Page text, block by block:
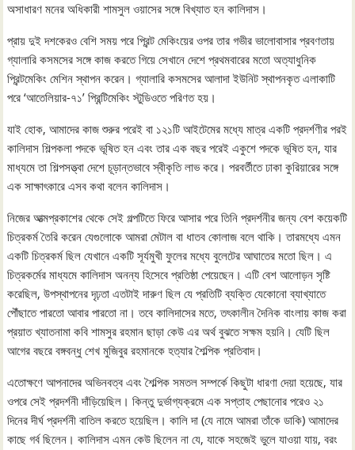
অসাধারণ মনের অধিকারী শামসুল ওয়াসের সঙ্গে বিখ্যাত হন কালিদাস।
প্রায় দুই দশকেরও বেশি সময় পরে প্রিন্ট মেকিংয়ের ওপর তার গভীর ভালোবাসার প্রবণতায়
গ্যালারি কসমসের সঙ্গে কাজ করতে গিয়ে সেখানে দেশে প্রথমবারের মতো অত্যাধুনিক
প্রিন্টমেকিং মেশিন স্থাপন করেন। গ্যালারি কসমসের আলাদা ইউনিট স্থাপনকৃত এলাকাটি
পরে ‘আতেলিয়ার-৭১’ প্রিন্টিমেকিং স্টুডিওতে পরিণত হয়।
যাই হোক, আমাদের কাজ শুরুর পরেই বা ১২১টি আইটেমের মধ্যে মাত্র একটি প্রদর্শণীর পরই
কালিদাস শিল্পকলা পদকে ভূষিত হন এবং তার এক বছর পরেই একুশে পদকে ভূষিত হন, যার
মাধ্যমে তা শিল্পসত্ত্বা দেশে চূড়ান্তভাবে স্বীকৃতি লাভ করে। পরবর্তীতে ঢাকা কুরিয়ারের সঙ্গে
এক সাক্ষাৎকারে এসব কথা বলেন কালিদাস।
নিজের আত্মপ্রকাশের থেকে সেই গল্পটিতে ফিরে আসার পরে তিনি প্রদর্শনীর জন্য বেশ কয়েকটি
চিত্রকর্ম তৈরি করেন যেগুলোকে আমরা মেটাল বা ধাতব কোলাজ বলে থাকি। তারমধ্যে এমন
একটি চিত্রকর্ম ছিল যেখানে একটি সূর্যমুখী ফুলের মধ্যে বুলেটের আঘাতের মতো ছিল। এ
চিত্রকর্মের মাধ্যমে কালিদাস অনন্য হিসেবে প্রতিষ্ঠা পেয়েছেন। এটি বেশ আলোড়ন সৃষ্টি
করেছিল, উপস্থাপনের দৃঢ়তা এতটাই দারুণ ছিল যে প্রতিটি ব্যক্তি যেকোনো ব্যাখ্যাতে
পৌঁছাতে পারতো আবার পারতো না। তবে কালিদাসের মতে, তৎকালীন দৈনিক বাংলায় কাজ করা
প্রয়াত খ্যাতনামা কবি শামসুর রহমান ছাড়া কেউ এর অর্থ বুঝতে সক্ষম হয়নি। যেটি ছিল
আগের বছরে বঙ্গবন্ধু শেখ মুজিবুর রহমানকে হত্যার শৈল্পিক প্রতিবাদ।
এতোক্ষণে আপনাদের অভিনবত্ব এবং শৈল্পিক সমতল সম্পর্কে কিছুটা ধারণা দেয়া হয়েছে, যার
ওপরে সেই প্রদর্শনী দাঁড়িয়েছিল। কিন্তু দুর্ভাগ্যক্রমে এক সপ্তাহ পেছানোর পরেও ২১
দিনের দীর্ঘ প্রদর্শনী বাতিল করতে হয়েছিল। কালি দা (যে নামে আমরা তাঁকে ডাকি) আমাদের
কাছে গর্ব ছিলেন। কালিদাস এমন কেউ ছিলেন না যে, যাকে সহজেই ভুলে যাওয়া যায়, বরং